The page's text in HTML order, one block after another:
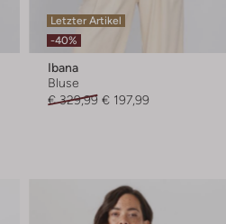
Letzter Artikel
-40%
Ibana
Bluse
€ 329,99 € 197,99